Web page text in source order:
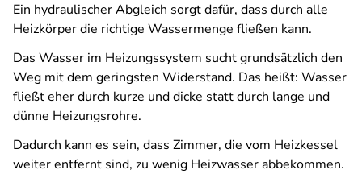
Ein hydraulischer Abgleich sorgt dafür, dass durch alle
Heizkörper die richtige Wassermenge fließen kann.
Das Wasser im Heizungssystem sucht grundsätzlich den
Weg mit dem geringsten Widerstand. Das heißt: Wasser
fließt eher durch kurze und dicke statt durch lange und
dünne Heizungsrohre.
Dadurch kann es sein, dass Zimmer, die vom Heizkessel
weiter entfernt sind, zu wenig Heizwasser abbekommen.